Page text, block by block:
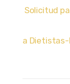
Solicitud
a Dietistas-